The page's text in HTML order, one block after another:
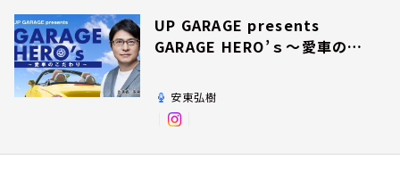
UP GARAGE presents
GARAGE HERO’ｓ～愛車のこ
安東弘樹